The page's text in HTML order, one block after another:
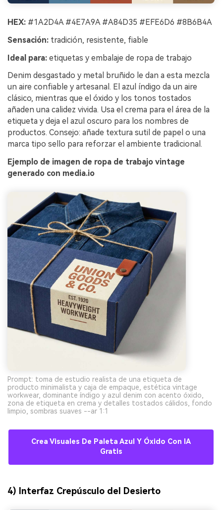
HEX: #1A2D4A #4E7A9A #A84D35 #EFE6D6 #8B6B4A
Sensación: tradición, resistente, fiable
Ideal para: etiquetas y embalaje de ropa de trabajo
Denim desgastado y metal bruñido le dan a esta mezcla
un aire confiable y artesanal. El azul índigo da un aire
clásico, mientras que el óxido y los tonos tostados
añaden una calidez vivida. Usa el crema para el área de la
etiqueta y deja el azul oscuro para los nombres de
productos. Consejo: añade textura sutil de papel o una
marca tipo sello para reforzar el ambiente tradicional.
Ejemplo de imagen de ropa de trabajo vintage
generado con media.io
Prompt: toma de estudio realista de una etiqueta de
producto minimalista y caja de empaque, estética vintage
workwear, dominante índigo y azul denim con acento óxido,
zona de etiqueta en crema y detalles tostados cálidos, fondo
limpio, sombras suaves --ar 1:1
Crea Visuales De Paleta Azul Y Óxido Con IA
Gratis
4) Interfaz Crepúsculo del Desierto